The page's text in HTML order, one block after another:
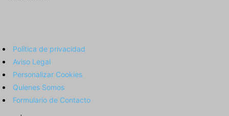
Política de privacidad
Aviso Legal
Personalizar Cookies
Quienes Somos
Formulario de Contacto